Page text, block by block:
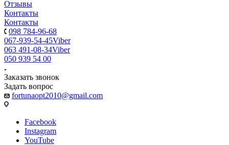
Отзывы
Контакты
Контакты
098 784-96-68
067-939-54-45Viber
063 491-08-34Viber
050 939 54 00
Заказать звонок
Задать вопрос
fortunaopt2010@gmail.com
Facebook
Instagram
YouTube